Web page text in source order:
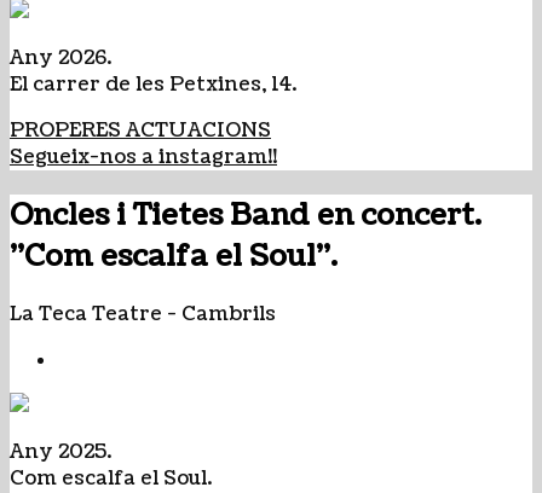
Any 2026.
El carrer de les Petxines, 14.
PROPERES ACTUACIONS
Segueix-nos a instagram!!
Oncles i Tietes Band en concert.
"Com escalfa el Soul".
La Teca Teatre - Cambrils
Any 2025.
Com escalfa el Soul.